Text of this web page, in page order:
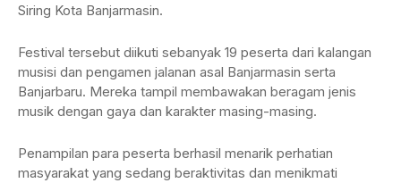
Siring Kota Banjarmasin.
Festival tersebut diikuti sebanyak 19 peserta dari kalangan
musisi dan pengamen jalanan asal Banjarmasin serta
Banjarbaru. Mereka tampil membawakan beragam jenis
musik dengan gaya dan karakter masing-masing.
Penampilan para peserta berhasil menarik perhatian
masyarakat yang sedang beraktivitas dan menikmati